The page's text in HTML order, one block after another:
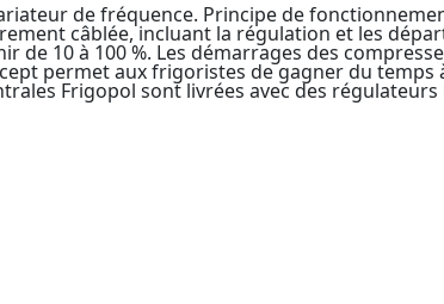
de fréquence. Principe de
câblée, incluant la régulation et les
de 10 à 100 %. Les démarrages des
permet aux frigoristes de gagner du
Frigopol sont livrées avec des